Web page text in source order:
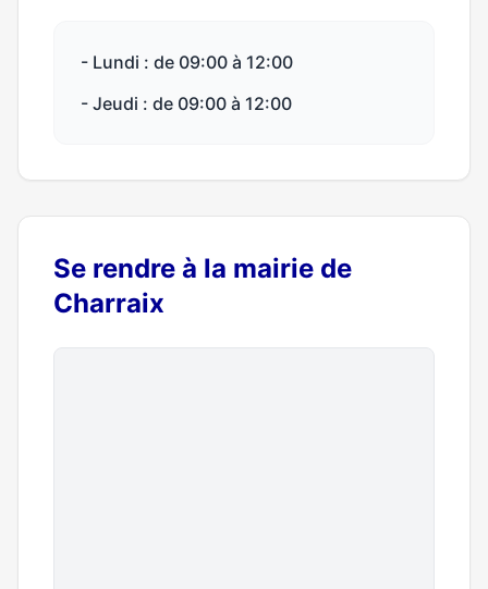
- Lundi : de 09:00 à 12:00
- Jeudi : de 09:00 à 12:00
Se rendre à la mairie de
Charraix